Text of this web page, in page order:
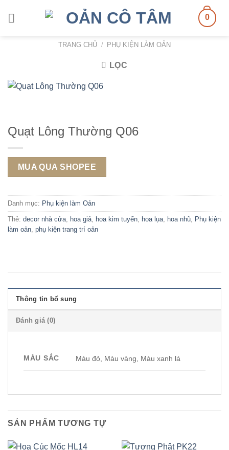
0
TRANG CHỦ / PHỤ KIỆN LÀM OẢN
LỌC
Quạt Lông Thường Q06
MUA QUA SHOPEE
Danh mục: Phụ kiện làm Oản
Thẻ: decor nhà cửa, hoa giả, hoa kim tuyến, hoa lụa, hoa nhũ, Phụ kiện
làm oản, phụ kiện trang trí oản
Thông tin bổ sung
Đánh giá (0)
MÀU SẮC Màu đỏ, Màu vàng, Màu xanh lá
SẢN PHẨM TƯƠNG TỰ